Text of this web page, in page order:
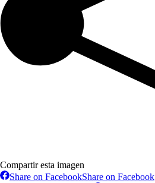
Compartir esta imagen
Share on FacebookShare on Facebook